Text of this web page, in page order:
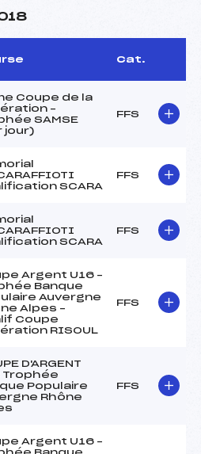
Cat.
Coupe de la
–
SAMSE
jour)
FFS
SCARA
FFS
SCARA
FFS
Argent U16 –
Banque
Auvergne
Alpes –
Coupe
RISOUL
FFS
D'ARGENT
Trophée
Populaire
Rhône
FFS
Argent U16 –
Banque